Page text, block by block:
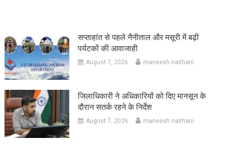
सप्ताहांत से पहले नैनीताल और मसूरी में बढ़ी
पर्यटकों की आवाजाही
August 7, 2026 maneesh naithani
जिलाधिकारी ने अधिकारियों को दिए मानसून के
दौरान सतर्क रहने के निर्देश
August 7, 2026 maneesh naithani